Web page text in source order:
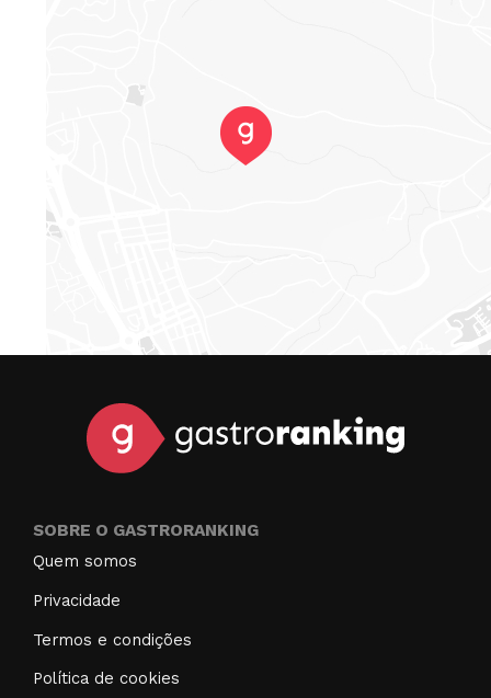
SOBRE O GASTRORANKING
Quem somos
Privacidade
Termos e condições
Política de cookies